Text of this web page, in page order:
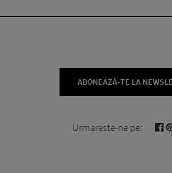
ABONEAZĂ-TE LA
Urmareste-ne pe: